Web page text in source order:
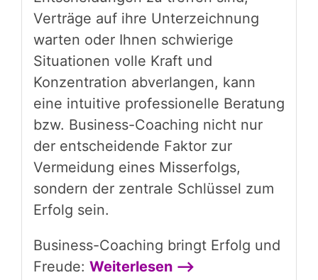
Verträge auf ihre Unterzeichnung
warten oder Ihnen schwierige
Situationen volle Kraft und
Konzentration abverlangen, kann
eine intuitive professionelle Beratung
bzw. Business-Coaching nicht nur
der entscheidende Faktor zur
Vermeidung eines Misserfolgs,
sondern der zentrale Schlüssel zum
Erfolg sein.
Business-Coaching bringt Erfolg und
Freude: Weiterlesen —>